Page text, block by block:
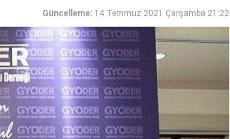
Güncelleme: 14 Temmuz 2021 Çarşamba 21:22